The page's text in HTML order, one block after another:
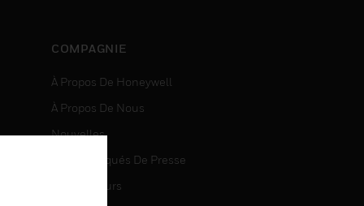
COMPAGNIE
À Propos De Honeywell
À Propos De Nous
Nouvelles
Communiqués De Presse
Investisseurs